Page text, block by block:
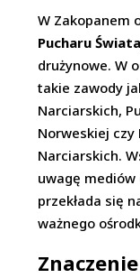
W Zakopanem
Pucharu Świata
drużynowe. W
takie zawody
Narciarskich,
Norweskiej czy
Narciarskich.
uwagę mediów
przekłada się
ważnego